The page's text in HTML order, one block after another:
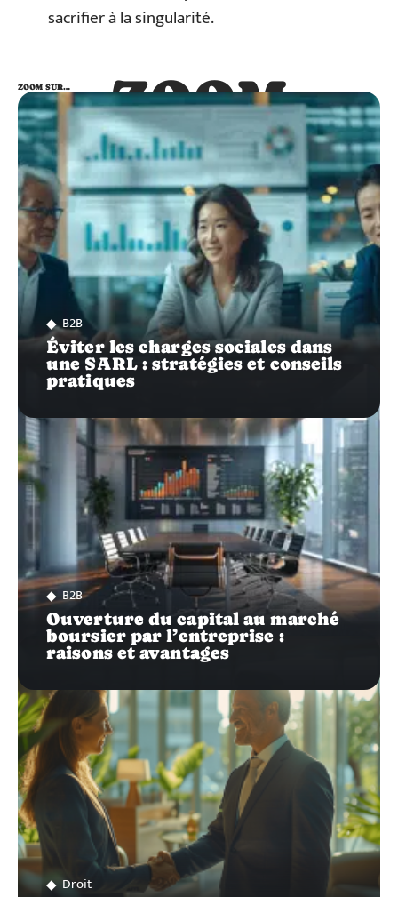
sacrifier à la singularité.
ZOOM
SUR…
ZOOM SUR…
B2B
Éviter les charges sociales dans
une SARL : stratégies et conseils
pratiques
B2B
Ouverture du capital au marché
boursier par l’entreprise :
raisons et avantages
Droit